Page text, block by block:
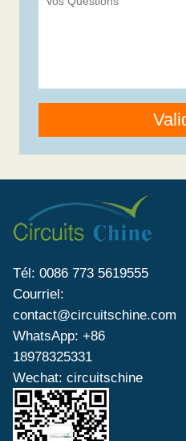
Tél: 0086 773 5619555
Courriel:
contact@circuitschine.com
WhatsApp: +86
18978325331
Wechat: circuitschine